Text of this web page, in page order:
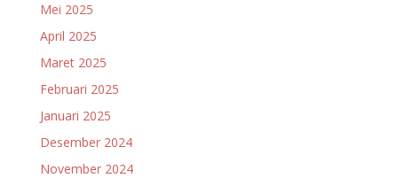
Mei 2025
April 2025
Maret 2025
Februari 2025
Januari 2025
Desember 2024
November 2024